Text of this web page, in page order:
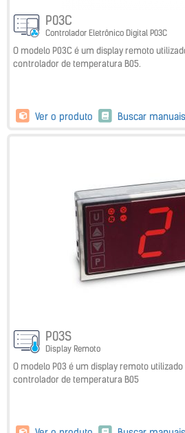
P03C
Controlador Eletrônico Digital P03C
O modelo P03C é um display remoto
controlador de temperatura B05.
Ver o produto Buscar manuais
P03S
Display Remoto
O modelo P03 é um display remoto
controlador de temperatura B05